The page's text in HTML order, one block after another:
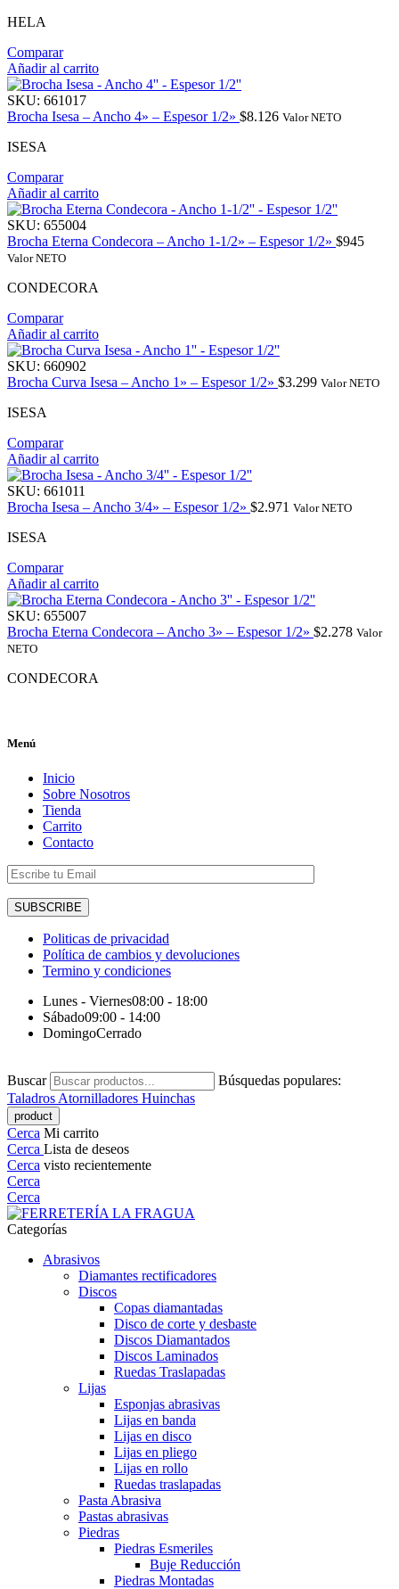
HELA
Comparar
Añadir al carrito
SKU: 661017
Brocha Isesa – Ancho 4» – Espesor 1/2» $8.126 Valor NETO
ISESA
Comparar
Añadir al carrito
SKU: 655004
Brocha Eterna Condecora – Ancho 1-1/2» – Espesor 1/2» $945
Valor NETO
CONDECORA
Comparar
Añadir al carrito
SKU: 660902
Brocha Curva Isesa – Ancho 1» – Espesor 1/2» $3.299 Valor NETO
ISESA
Comparar
Añadir al carrito
SKU: 661011
Brocha Isesa – Ancho 3/4» – Espesor 1/2» $2.971 Valor NETO
ISESA
Comparar
Añadir al carrito
SKU: 655007
Brocha Eterna Condecora – Ancho 3» – Espesor 1/2» $2.278 Valor
NETO
CONDECORA
Menú
Inicio
Sobre Nosotros
Tienda
Carrito
Contacto
Politicas de privacidad
Política de cambios y devoluciones
Termino y condiciones
Lunes - Viernes08:00 - 18:00
Sábado09:00 - 14:00
DomingoCerrado
Buscar
Búsquedas populares:
Taladros Atornilladores Huinchas
Cerca Mi carrito
Cerca Lista de deseos
Cerca visto recientemente
Cerca
Cerca
Categorías
Abrasivos
Diamantes rectificadores
Discos
Copas diamantadas
Disco de corte y desbaste
Discos Diamantados
Discos Laminados
Ruedas Traslapadas
Lijas
Esponjas abrasivas
Lijas en banda
Lijas en disco
Lijas en pliego
Lijas en rollo
Ruedas traslapadas
Pasta Abrasiva
Pastas abrasivas
Piedras
Piedras Esmeriles
Buje Reducción
Piedras Montadas